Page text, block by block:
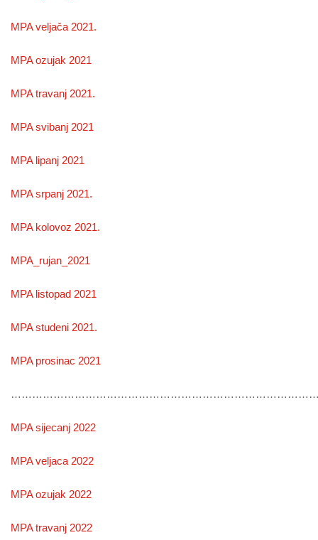
MPA veljača 2021.
MPA ozujak 2021
MPA travanj 2021.
MPA svibanj 2021
MPA lipanj 2021
MPA srpanj 2021.
MPA kolovoz 2021.
MPA_rujan_2021
MPA listopad 2021
MPA studeni 2021.
MPA prosinac 2021
MPA sijecanj 2022
MPA veljaca 2022
MPA ozujak 2022
MPA travanj 2022